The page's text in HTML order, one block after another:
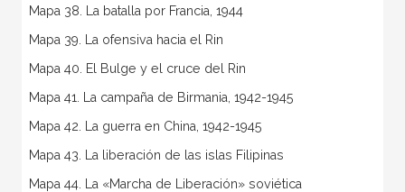
Mapa 38. La batalla por Francia, 1944
Mapa 39. La ofensiva hacia el Rin
Mapa 40. El Bulge y el cruce del Rin
Mapa 41. La campaña de Birmania, 1942-1945
Mapa 42. La guerra en China, 1942-1945
Mapa 43. La liberación de las islas Filipinas
Mapa 44. La «Marcha de Liberación» soviética